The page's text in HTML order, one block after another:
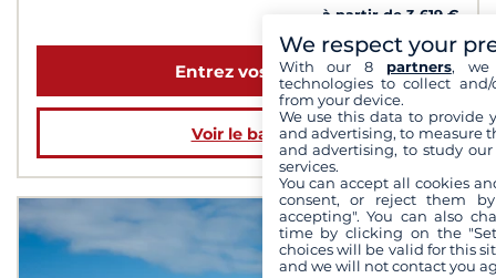
à partir de 3 619 €
Entrez vos dates
Voir le bateau
We respect your
With our 8 partners, we
technologies to collect
from your device.
We use this data to provide
and advertising, to measure
and advertising, to study
services.
You can accept all cookies
consent, or reject them
accepting". You can also
time by clicking on the
choices will be valid for this
and we will not contact you